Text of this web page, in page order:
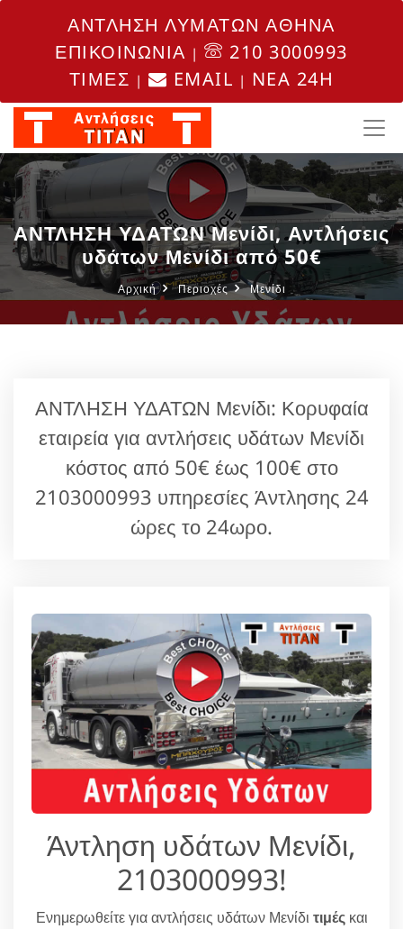
ΑΝΤΛΗΣΗ ΛΥΜΑΤΩΝ ΑΘΗΝΑ
ΕΠΙΚΟΙΝΩΝΙΑ |
210 3000993
ΤΙΜΕΣ | EMAIL | NEA 24H
ΑΝΤΛΗΣΗ ΥΔΑΤΩΝ Μενίδι, Αντλήσεις
υδάτων Μενίδι από 50€
Αρχική Περιοχές Μενίδι
ΑΝΤΛΗΣΗ ΥΔΑΤΩΝ Μενίδι: Κορυφαία
εταιρεία για αντλήσεις υδάτων Μενίδι
κόστος από 50€ έως 100€ στο
2103000993 υπηρεσίες Άντλησης 24
ώρες το 24ωρο.
Άντληση υδάτων Μενίδι,
2103000993!
Ενημερωθείτε για αντλήσεις υδάτων Μενίδι τιμέςκαι